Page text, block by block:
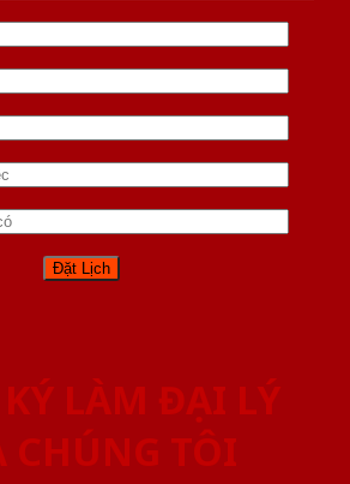
LÀM ĐẠI LÝ
CHÚNG TÔI